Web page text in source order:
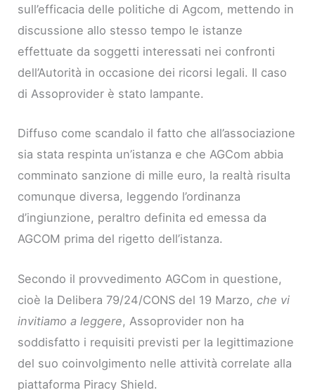
sull’efficacia delle politiche di Agcom, mettendo in
discussione allo stesso tempo le istanze
effettuate da soggetti interessati nei confronti
dell’Autorità in occasione dei ricorsi legali. Il caso
di Assoprovider è stato lampante.
Diffuso come scandalo il fatto che all’associazione
sia stata respinta un’istanza e che AGCom abbia
comminato sanzione di mille euro, la realtà risulta
comunque diversa, leggendo l’ordinanza
d’ingiunzione, peraltro definita ed emessa da
AGCOM prima del rigetto dell’istanza.
Secondo il provvedimento AGCom in questione,
cioè la Delibera 79/24/CONS del 19 Marzo,che vi
invitiamo a leggere, Assoprovider non ha
soddisfatto i requisiti previsti per la legittimazione
del suo coinvolgimento nelle attività correlate alla
piattaforma Piracy Shield.